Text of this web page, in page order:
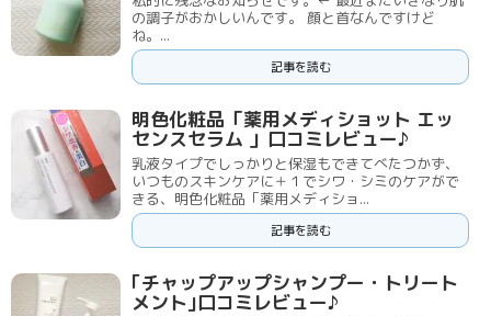
の調子がおかしいんです。 顔と首なんですけど
ね。...
記事を読む
明色化粧品「薬用メディショット エッ
センスセラム 」口コミレビュー♪
乳液タイプでしっかりと保湿もできてべたつかず、
いつものスキンケアに＋１でシワ・シミのケアがで
きる、明色化粧品「薬用メディショ...
記事を読む
｢チャップアップシャンプー・トリート
メント｣口コミレビュー♪